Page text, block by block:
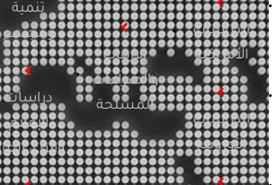
الدراسات
الأمريكية
الدراسات
الأوروبية
الإرهاب
والصراعات
المسلحة
تنمية
ومجتمع
دراسات
الإعلام
والرأي العام